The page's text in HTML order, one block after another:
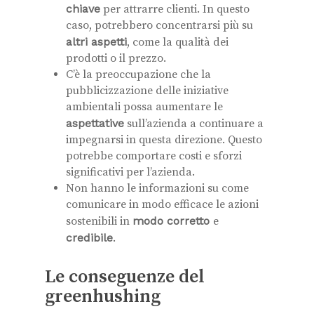
chiave per attrarre clienti. In questo
caso, potrebbero concentrarsi più su
altri aspetti, come la qualità dei
prodotti o il prezzo.
C’è la preoccupazione che la
pubblicizzazione delle iniziative
ambientali possa aumentare le
aspettative sull’azienda a continuare a
impegnarsi in questa direzione. Questo
potrebbe comportare costi e sforzi
significativi per l’azienda.
Non hanno le informazioni su come
comunicare in modo efficace le azioni
sostenibili in modo corretto e
credibile.
Le conseguenze del
greenhushing